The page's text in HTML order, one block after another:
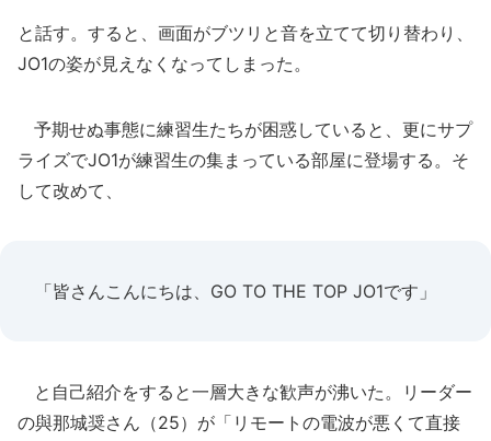
と話す。すると、画面がブツリと音を立てて切り替わり、
JO1の姿が見えなくなってしまった。
予期せぬ事態に練習生たちが困惑していると、更にサプ
ライズでJO1が練習生の集まっている部屋に登場する。そ
して改めて、
「皆さんこんにちは、GO TO THE TOP JO1です」
と自己紹介をすると一層大きな歓声が沸いた。リーダー
の與那城奨さん（25）が「リモートの電波が悪くて直接